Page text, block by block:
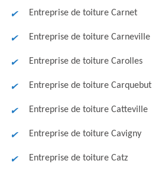
Entreprise de toiture Carnet
Entreprise de toiture Carneville
Entreprise de toiture Carolles
Entreprise de toiture Carquebut
Entreprise de toiture Catteville
Entreprise de toiture Cavigny
Entreprise de toiture Catz